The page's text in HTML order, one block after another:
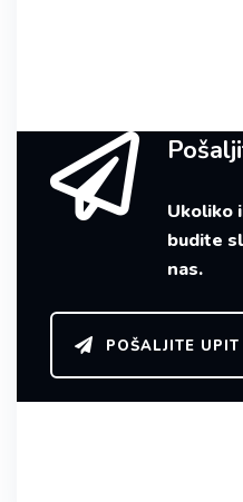
Ukoliko
budite
nas.
POŠALJITE UPIT